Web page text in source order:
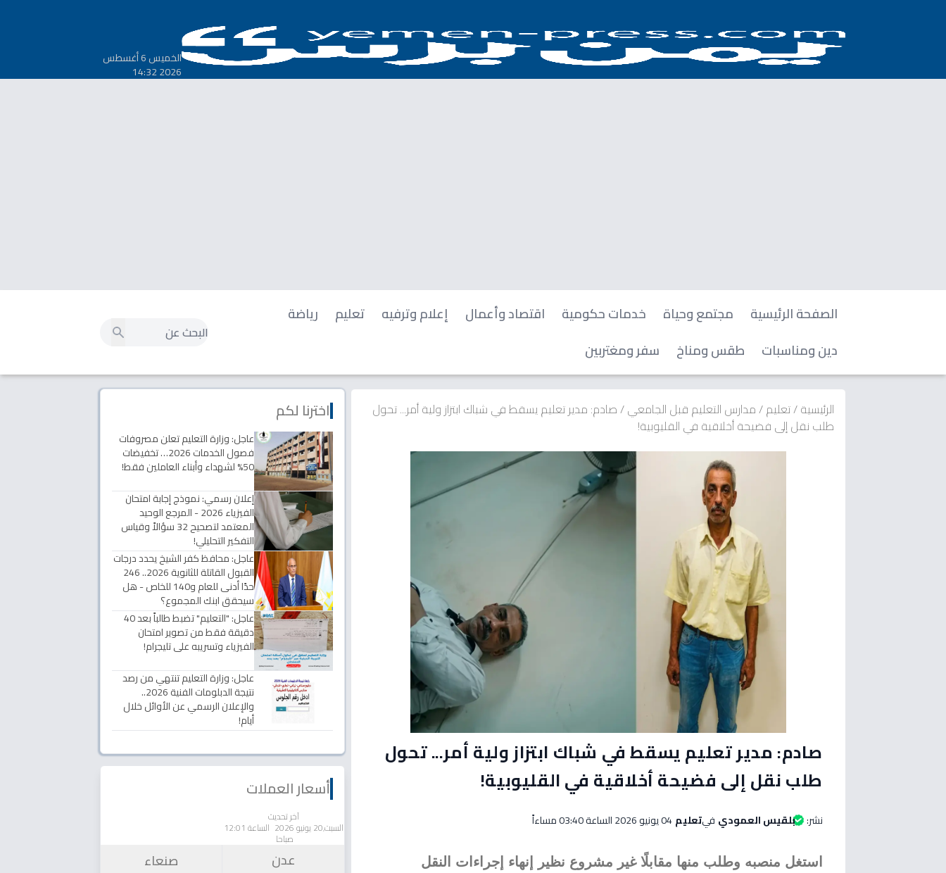
الخميس 6 أغسطس
2026 14:32
الصفحة الرئيسية مجتمع وحياة خدمات حكومية اقتصاد وأعمال إعلام وترفيه تعليم
رياضة
دين ومناسبات
طقس ومناخ سفر ومغتربين
الرئيسية/تعليم/مدارس التعليم قبل الجامعي/صادم: مدير تعليم يسقط في شباك ابتزاز ولية أمر... تحول
طلب نقل إلى فضيحة أخلاقية في القليوبية!
صادم: مدير تعليم يسقط في شباك ابتزاز ولية أمر... تحول
طلب نقل إلى فضيحة أخلاقية في القليوبية!
نشر: بلقيس العمودي فيتعليم04 يونيو 2026 الساعة 03:40 مساءاً
استغل منصبه وطلب منها مقابلًا غير مشروع نظير إنهاء إجراءات النقل
اخترنا لكم
عاجل: وزارة التعليم تعلن مصروفات
فصول الخدمات 2026… تخفيضات
50% لشهداء وأبناء العاملين فقط!
إعلان رسمي: نموذج إجابة امتحان
الفيزياء 2026 - المرجع الوحيد
المعتمد لتصحيح 32 سؤالاً وقياس
التفكير التحليلي!
عاجل: محافظ كفر الشيخ يحدد درجات
القبول القاتلة للثانوية 2026.. 246
حدًا أدنى للعام و140 للخاص - هل
سيحقق ابنك المجموع؟
عاجل: "التعليم" تضبط طالباً بعد 40
دقيقة فقط من تصوير امتحان
الفيزياء وتسريبه على تليجرام!
عاجل: وزارة التعليم تنتهي من رصد
نتيجة الدبلومات الفنية 2026..
والإعلان الرسمي عن الأوائل خلال
أيام!
أسعار العملات
آخر تحديث
السبت,20 يونيو 2026 الساعة 12:01
صباحا
عدن صنعاء